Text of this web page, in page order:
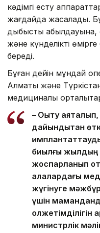
кәдімгі есту
жағдайда жасалады.
дыбысты қабылдауына,
және күнделікті
береді.
Бұған дейін мұндай
Алматы және Түркістан
медициналық
– Оқыту
дайындықтан
биылғы жылдың
жоспарланып
қалалардағы
жүгінуге
үшін
министрлік